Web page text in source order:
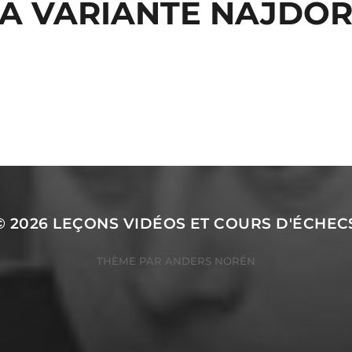
VARIANTE
2026 LEÇONS VIDÉOS ET COURS
THÈME PAR ANDERS NORÉN